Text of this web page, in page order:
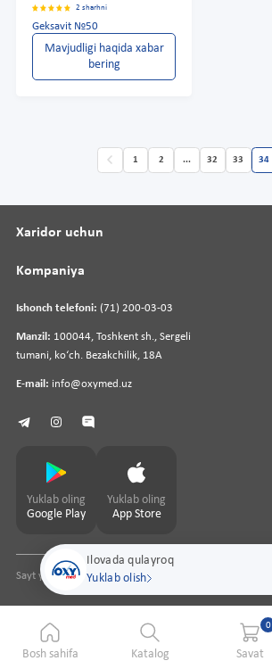
2 sharhni
Geksavit №50
Mavjudligi haqida xabar
bering
1 2 ... 32 33 34
Ilovada qulayroq
Yuklab olish
Ishonch telefoni: (71) 200-03-03
Manzil: 100044, Toshkent sh., Sergeli
tumani, koʻch. Bezakchilik, 18A
E-mail: info@oxymed.uz
Xaridor uchun
Kompaniya
Yuklab oling
Google Play
Yuklab oling
App Store
Sayt yaratuvchipharmit.uz
Bosh sahifa Katalog
0
Savat